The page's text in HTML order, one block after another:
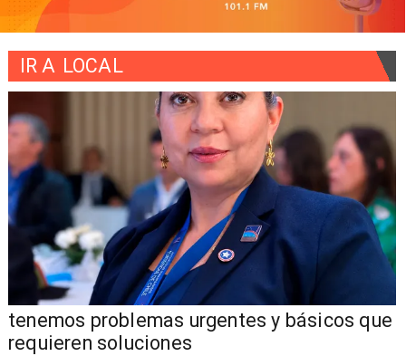
IR A LOCAL
tenemos problemas urgentes y básicos que
requieren soluciones